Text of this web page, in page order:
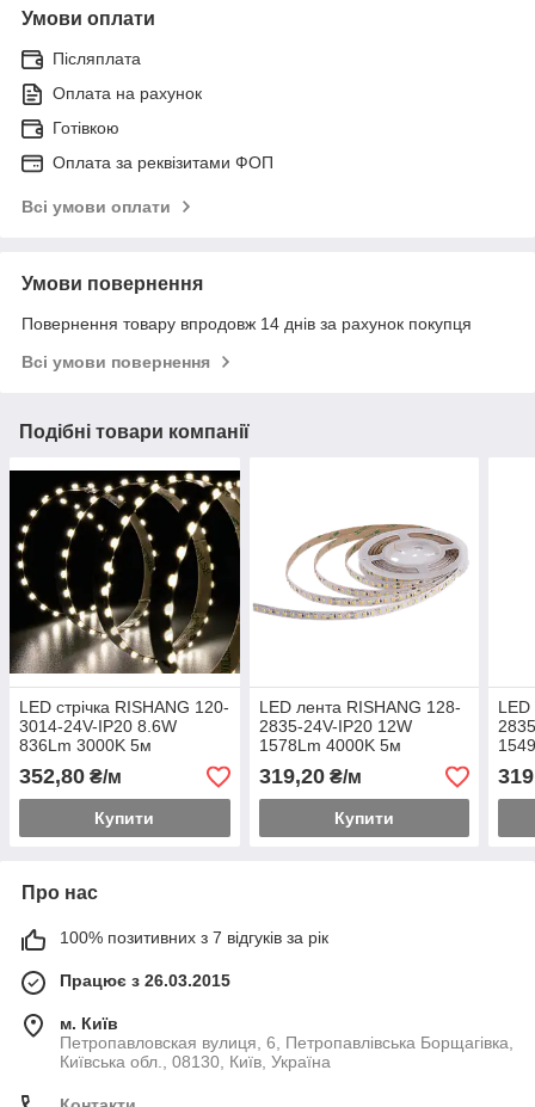
Умови оплати
Післяплата
Оплата на рахунок
Готівкою
Оплата за реквізитами ФОП
Всі умови оплати
Умови повернення
Повернення товару впродовж 14 днів за рахунок покупця
Всі умови повернення
Подібні товари компанії
LED стрічка RISHANG 120-
3014-24V-IP20 8.6W
836Lm 3000K 5м
(RD08C0GC-WW)
352,80 ₴/м
Купити
LED лента RISHANG 128-
2835-24V-IP20 12W
1578Lm 4000K 5м
(RD00C8TC-A-NW)
319,20₴/м
Купити
LED
Про нас
100% позитивних з 7 відгуків за рік
Працює з 26.03.2015
м. Київ
Петропавловская вулиця, 6, Петропавлівська Борщагівка,
Київська обл., 08130, Київ, Україна